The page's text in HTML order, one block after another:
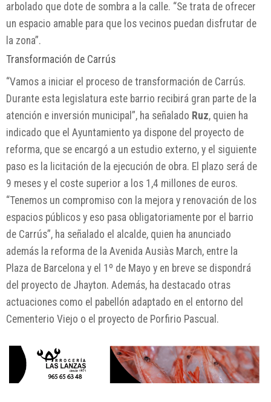
arbolado que dote de sombra a la calle. “Se trata de ofrecer
un espacio amable para que los vecinos puedan disfrutar de
la zona”.
Transformación de Carrús
“Vamos a iniciar el proceso de transformación de Carrús.
Durante esta legislatura este barrio recibirá gran parte de la
atención e inversión municipal”, ha señalado Ruz, quien ha
indicado que el Ayuntamiento ya dispone del proyecto de
reforma, que se encargó a un estudio externo, y el siguiente
paso es la licitación de la ejecución de obra. El plazo será de
9 meses y el coste superior a los 1,4 millones de euros.
“Tenemos un compromiso con la mejora y renovación de los
espacios públicos y eso pasa obligatoriamente por el barrio
de Carrús”, ha señalado el alcalde, quien ha anunciado
además la reforma de la Avenida Ausiàs March, entre la
Plaza de Barcelona y el 1º de Mayo y en breve se dispondrá
del proyecto de Jhayton. Además, ha destacado otras
actuaciones como el pabellón adaptado en el entorno del
Cementerio Viejo o el proyecto de Porfirio Pascual.